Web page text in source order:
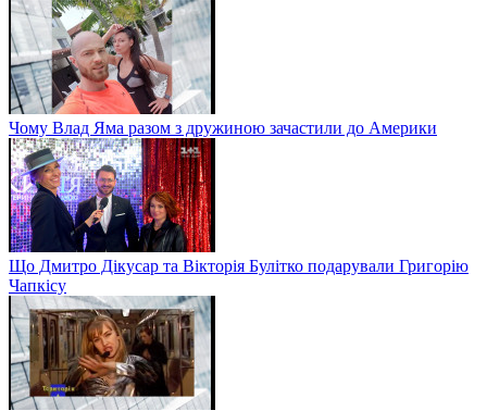
Чому Влад Яма разом з дружиною зачастили до Америки
Що Дмитро Дікусар та Вікторія Булітко подарували Григорію
Чапкісу